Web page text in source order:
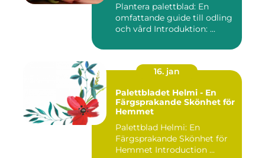
Plantera palettblad: En
omfattande guide till odling
och vård Introduktion: ...
16. jan
Palettbladet Helmi - En
Färgsprakande Skönhet för
Hemmet
Palettblad Helmi: En
Färgsprakande Skönhet för
Hemmet Introduction ...